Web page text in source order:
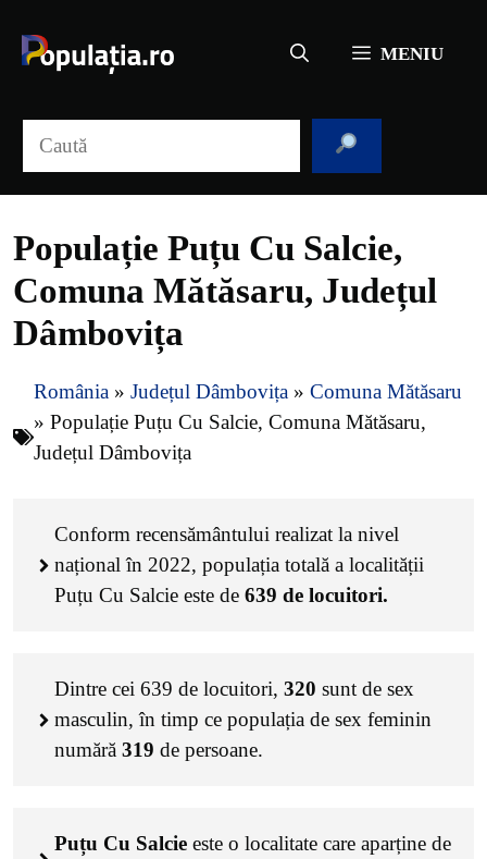
conținut
MENIU
Populație Puțu Cu Salcie,
Comuna Mătăsaru, Județul
Dâmbovița
România » Județul Dâmbovița » Comuna Mătăsaru
» Populație Puțu Cu Salcie, Comuna Mătăsaru,
Județul Dâmbovița
Conform recensământului realizat la nivel
național în 2022, populația totală a localității
Puțu Cu Salcie este de 639 de locuitori.
Dintre cei 639 de locuitori, 320 sunt de sex
masculin, în timp ce populația de sex feminin
numără 319 de persoane.
Puțu Cu Salcie este o localitate care aparține de